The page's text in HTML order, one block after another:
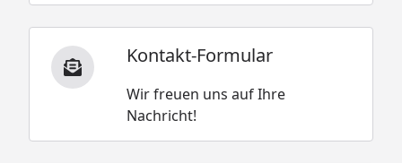
Kontakt-Formular
Wir freuen uns auf Ihre
Nachricht!